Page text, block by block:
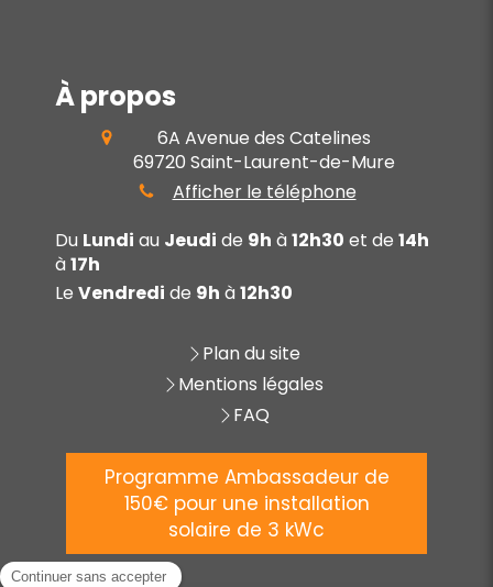
À propos
6A Avenue des Catelines
69720 Saint-Laurent-de-Mure
Afficher le téléphone
Du Lundi au Jeudi de 9h à12h30 et de 14h
à17h
Le Vendredi de 9h à12h30
Plan du site
Mentions légales
FAQ
Programme Ambassadeur de
150€ pour une installation
solaire de 3 kWc